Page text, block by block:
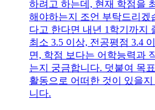
하려고 하는데, 현재 학점을
해야하는지 조언 부탁드리겠
다고 한다면 내년 1학기까지
최소 3.5 이상, 전공평점 3.4
면, 학점 보다는 어학능력과
는지 궁금합니다. 덧붙여 목
활동으로 어떠한 것이 있을
니다.